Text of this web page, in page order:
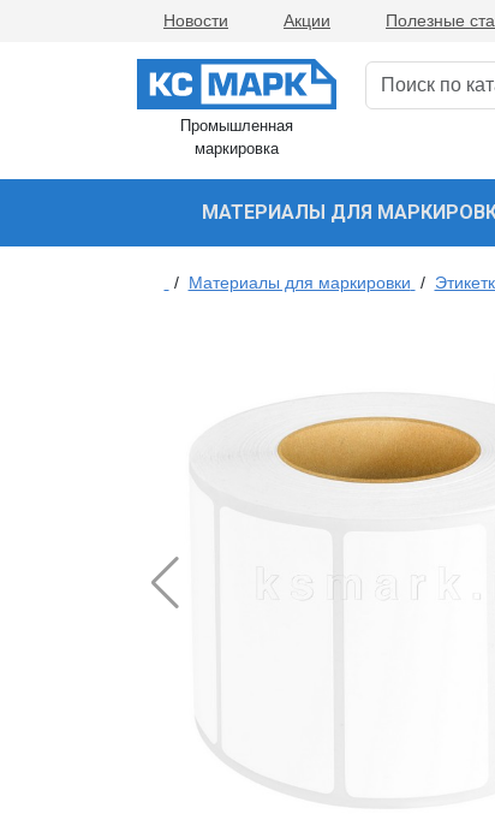
Новости Акции Полезные
Промышленная
маркировка
МАТЕРИАЛЫ ДЛЯ
/ Материалы для маркировки /